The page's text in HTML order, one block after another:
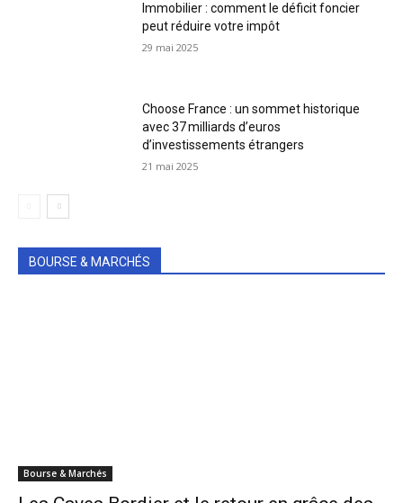
Immobilier : comment le déficit foncier
peut réduire votre impôt
29 mai 2025
Choose France : un sommet historique
avec 37 milliards d’euros
d’investissements étrangers
21 mai 2025
BOURSE & MARCHÉS
Bourse & Marchés